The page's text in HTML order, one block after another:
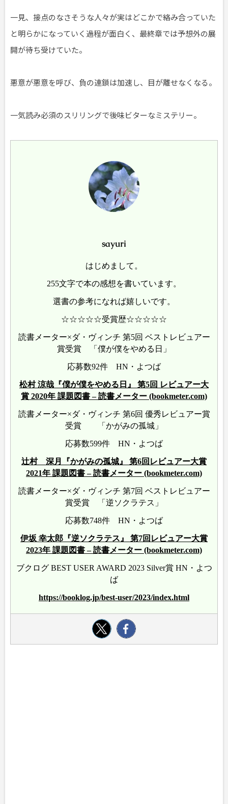
一見、接点のなさそうな人々が実はどこかで絡み合っていた
と明らかになっていく過程が面白く、最終章では予想外の展
開が待ち受けていた。
悪意が悪意を呼び、負の連鎖は加速し、目が離せなくなる。
一気読み必須のスリリングで後味ビターなミステリー。
sayuri
はじめまして。
255文字で本の感想を書いています。
選書の参考になれば嬉しいです。
☆☆☆☆☆受賞歴☆☆☆☆☆
読書メーター×ダ・ヴィンチ 第5回 ベストレビュアー
賞受賞 「僕が僕をやめる日」
応募数92件 HN・よつば
松村 涼哉『僕が僕をやめる日』 第5回 レビュアー大
賞 2020年 課題図書 – 読書メーター (bookmeter.com)
読書メーター×ダ・ヴィンチ 第6回 優秀レビュアー賞
受賞 「かがみの孤城」
応募数599件 HN・よつば
辻村 深月『かがみの孤城』 第6回レビュアー大賞
2021年 課題図書 – 読書メーター (bookmeter.com)
読書メーター×ダ・ヴィンチ 第7回 ベストレビュアー
賞受賞 「逆ソクラテス」
応募数748件 HN・よつば
伊坂 幸太郎『逆ソクラテス』 第7回レビュアー大賞
2023年 課題図書 – 読書メーター (bookmeter.com)
ブクログ BEST USER AWARD 2023 Silver賞 HN・よつ
ば
https://booklog.jp/best-user/2023/index.html